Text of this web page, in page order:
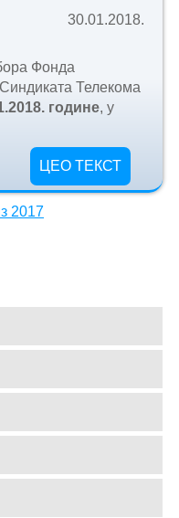
30.01.2018.
Фонда
Телекома
године, у
ЦЕО ТЕКСТ
2017